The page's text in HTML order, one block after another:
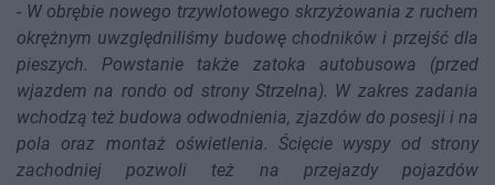
- W obrębie nowego trzywlotowego skrzyżowania z ruchem
okrężnym uwzględniliśmy budowę chodników i przejść dla
pieszych. Powstanie także zatoka autobusowa (przed
wjazdem na rondo od strony Strzelna). W zakres zadania
wchodzą też budowa odwodnienia, zjazdów do posesji i na
pola oraz montaż oświetlenia. Ścięcie wyspy od strony
zachodniej pozwoli też na przejazdy pojazdów